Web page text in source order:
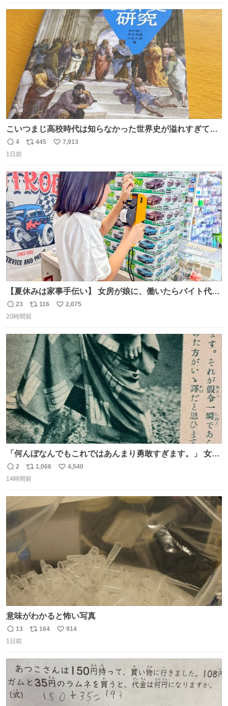
数
数
こいつまじ高校時代は知らなかった世界史が溢れすぎてて
𝑩𝑰𝑮 𝑳𝑶𝑽𝑬＿＿
返
信
4
リ
ト
数
445
い
数
7,913
1日前
【夏休みは家事手伝い】 女房が娘に、働いたらバイト代も
らえば？と言ったら、娘は、いらない、と言って黙々と働
いてくれました。 あとでソフトクリーム買ってやろうと思
返
信
23
リ
ポ
ト
数
116
い
数
2,075
20時間前
「何んぼなんでもこれではあんまり勇敢すぎます。」 女性
の立ち振る舞い指南コーナーで、大股を「下品」や「はし
たない」という言葉を使わず「勇敢すぎます」と洒落っ気
っていきたい… （昭和4年婦人倶楽部新年号より）
返
信
2
リ
ポ
1,066
い
数
4,540
14時間前
意味がわかると怖い写真
返
信
13
リ
ト
164
い
数
914
1日前